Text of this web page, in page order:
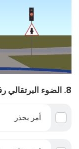
8. الضوء البرتقالي رفاف:
أمر بحذر